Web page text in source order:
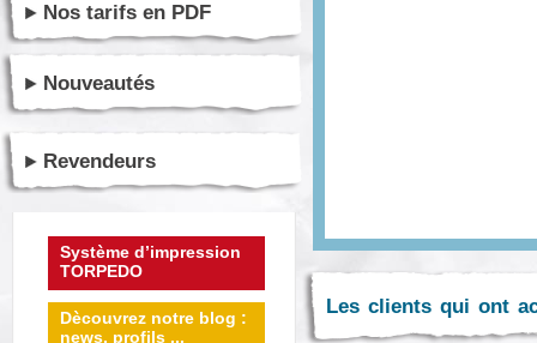
Nos tarifs en PDF
Nouveautés
Revendeurs
Système d’impression
TORPEDO
Dècouvrez notre blog :
news, profils ...
Les clients qui ont